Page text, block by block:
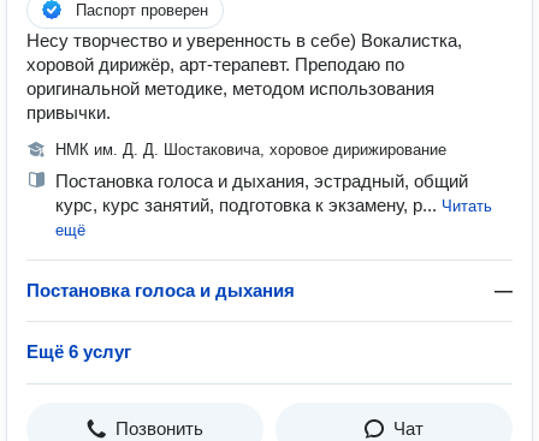
Паспорт проверен
Несу творчество и уверенность в себе) Вокалистка,
хоровой дирижёр, арт-терапевт. Преподаю по
оригинальной методике, методом использования
привычки.
НМК им. Д. Д. Шостаковича, хоровое дирижирование
Постановка голоса и дыхания, эстрадный, общий
курс, курс занятий, подготовка к экзамену, р... Читать
ещё
Постановка голоса и дыхания —
Ещё 6 услуг
Позвонить Чат